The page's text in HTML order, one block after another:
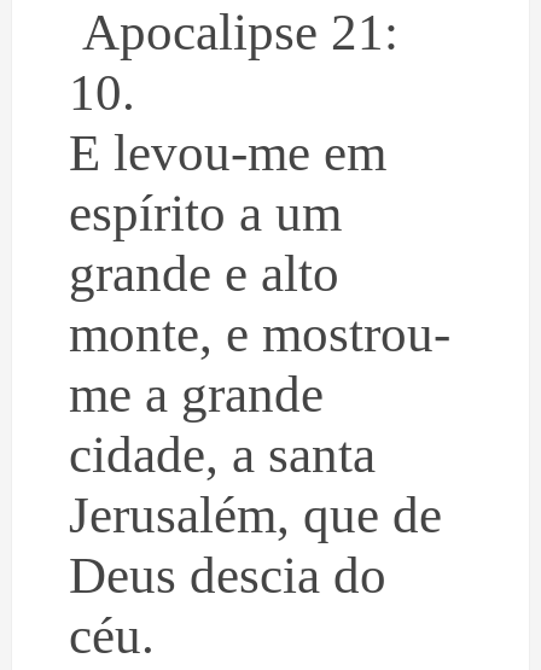
Apocalipse 21:
10.
E levou-me em
espírito a um
grande e alto
monte, e mostrou-
me a grande
cidade, a santa
Jerusalém, que de
Deus descia do
céu.